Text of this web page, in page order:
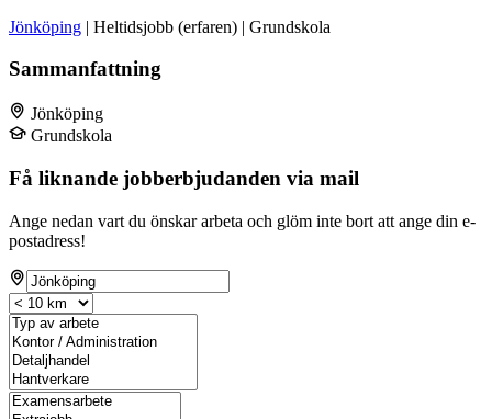
Jönköping | Heltidsjobb (erfaren) | Grundskola
Sammanfattning
Jönköping
Grundskola
Få liknande jobberbjudanden via mail
Ange nedan vart du önskar arbeta och glöm inte bort att ange din e-
postadress!